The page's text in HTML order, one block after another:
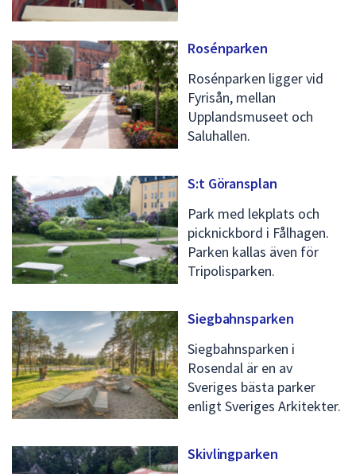
Rosénparken
Rosénparken ligger vid
Fyrisån, mellan
Upplandsmuseet och
Saluhallen.
S:t Göransplan
Park med lekplats och
picknickbord i Fålhagen.
Parken kallas även för
Tripolisparken.
Siegbahnsparken
Siegbahnsparken i
Rosendal är en av
Sveriges bästa parker
enligt Sveriges Arkitekter.
Skivlingparken